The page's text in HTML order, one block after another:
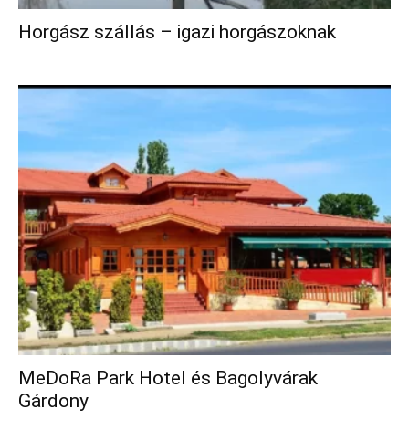
Horgász szállás – igazi horgászoknak
MeDoRa Park Hotel és Bagolyvárak
Gárdony